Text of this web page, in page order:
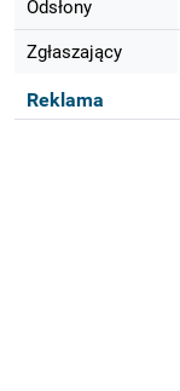
Odsłony
Zgłaszający
Reklama